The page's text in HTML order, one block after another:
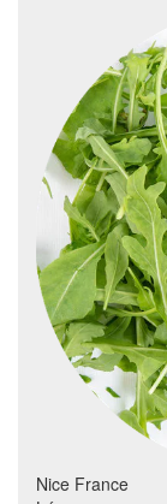
Nice France